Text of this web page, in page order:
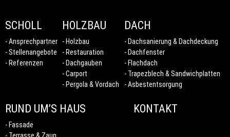
SCHOLL
Ansprechpartner
Stellenangebote
Referenzen
HOLZBAU
Holzbau
Restauration
Dachgauben
Carport
Pergola & Vordach
DACH
Dachsanierung & Dachdeckung
Dachfenster
Flachdach
Trapezblech & Sandwichplatten
Asbestentsorgung
RUND UM’S HAUS
Fassade
KONTAKT